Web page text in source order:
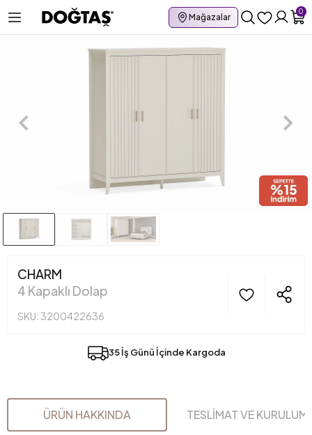
Mağazalar
0
CHARM
4 Kapaklı Dolap
SKU: 3200422636
35 İş Günü İçinde Kargoda
ÜRÜN HAKKINDA TESLİMAT VE KURULUM